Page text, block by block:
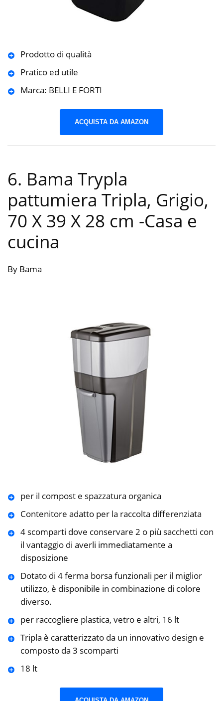
Prodotto di qualità
Pratico ed utile
Marca: BELLI E FORTI
ACQUISTA DA AMAZON
6. Bama Trypla
pattumiera Tripla, Grigio,
70 X 39 X 28 cm -Casa e
cucina
By Bama
per il compost e spazzatura organica
Contenitore adatto per la raccolta differenziata
4 scomparti dove conservare 2 o più sacchetti con
il vantaggio di averli immediatamente a
disposizione
Dotato di 4 ferma borsa funzionali per il miglior
utilizzo, è disponibile in combinazione di colore
diverso.
per raccogliere plastica, vetro e altri, 16 lt
Tripla è caratterizzato da un innovativo design e
composto da 3 scomparti
18 lt